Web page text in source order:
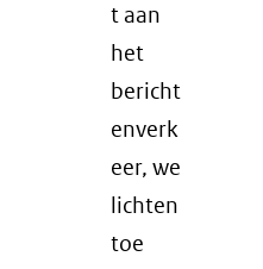
t aan
het
bericht
enverk
eer, we
lichten
toe